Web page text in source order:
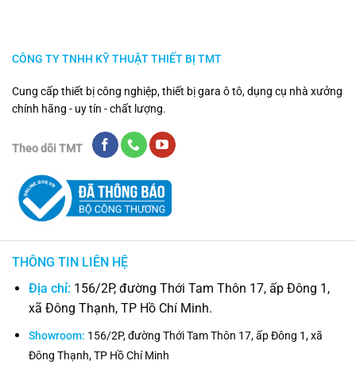
CÔNG TY TNHH KỸ THUẬT THIẾT BỊ TMT
Cung cấp thiết bị công nghiệp, thiết bị gara ô tô, dụng cụ nhà xưởng
chính hãng - uy tín - chất lượng.
Theo dõi TMT
THÔNG TIN LIÊN HỆ
Địa chỉ: 156/2P, đường Thới Tam Thôn 17, ấp Đông 1,
xã Đông Thạnh, TP Hồ Chí Minh.
Showroom: 156/2P, đường Thới Tam Thôn 17, ấp Đông 1, xã
Đông Thạnh, TP Hồ Chí Minh